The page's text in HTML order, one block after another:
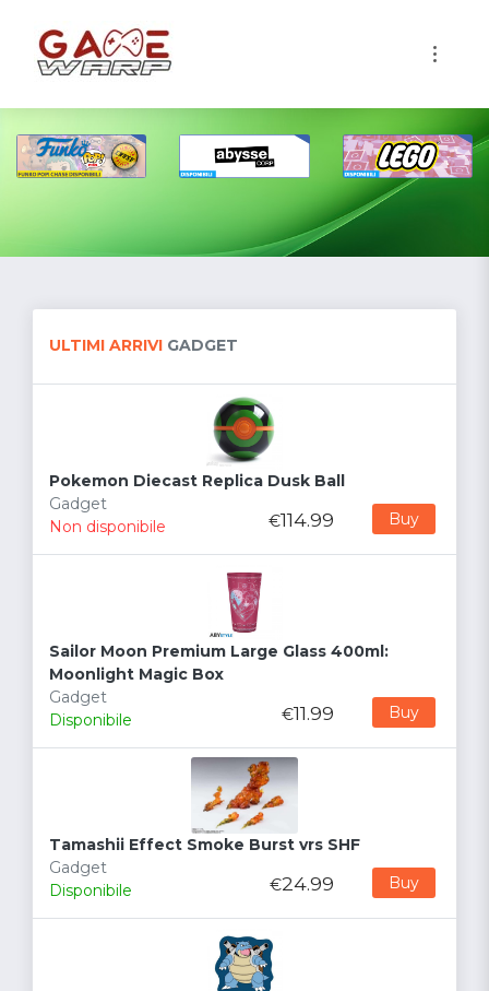
ULTIMI ARRIVI GADGET
Pokemon Diecast Replica Dusk Ball
Gadget
Non disponibile
€114.99 Buy
Sailor Moon Premium Large Glass 400ml:
Moonlight Magic Box
Gadget
Disponibile
€11.99 Buy
Tamashii Effect Smoke Burst vrs SHF
Gadget
Disponibile
€24.99 Buy